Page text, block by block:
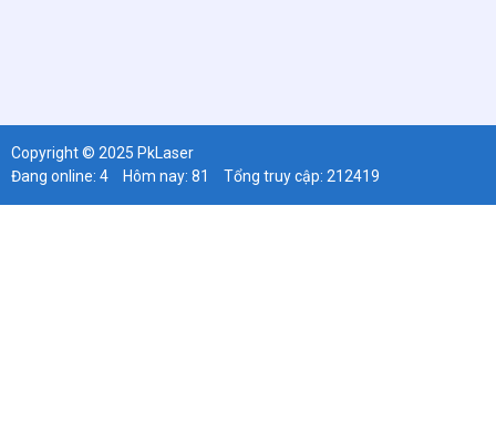
Copyright © 2025 PkLaser
Đang online: 4
Hôm nay: 81 Tổng truy cập: 212419